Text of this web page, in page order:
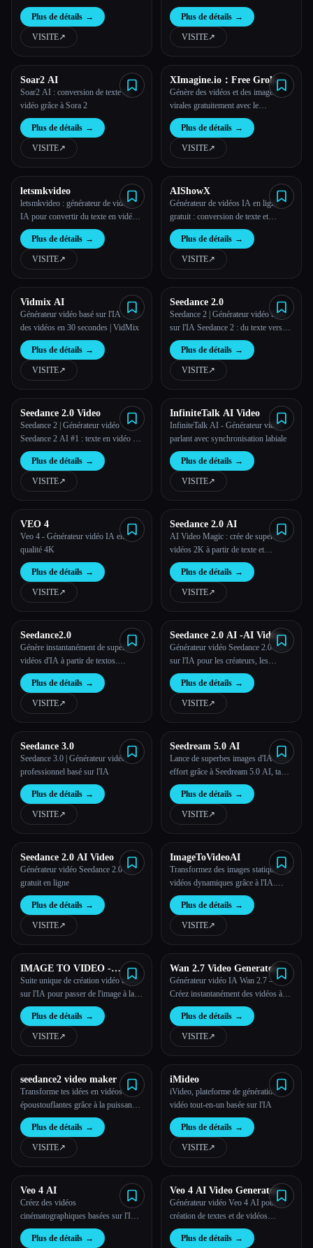
son | InfiniteTalk
Plus de détails →
VISITE↗︎
synchronisé en quelques secondes
grâce au générateur d'IA gratuit Grok
Imagine
Plus de détails →
VISITE↗︎
Soar2 AI
Soar2 AI : conversion de texte en
vidéo grâce à Sora 2
Plus de détails →
VISITE↗︎
XImagine.io：Free Grok
Imagine Video Generator
Génère des vidéos et des images
virales gratuitement avec le
générateur de vidéos Grok Imagine,
y compris le mode dynamique Spicy
pour plus de créativité.
Plus de détails →
VISITE↗︎
letsmkvideo
letsmkvideo : générateur de vidéos
IA pour convertir du texte en vidéo,
des images en vidéo et des effets
vidéo basés sur l'IA
Plus de détails →
VISITE↗︎
AIShowX
Générateur de vidéos IA en ligne
gratuit : conversion de texte et
d'image à une vidéo en quelques
secondes | AiShowX
Plus de détails →
VISITE↗︎
Vidmix AI
Générateur vidéo basé sur l'IA : crée
des vidéos en 30 secondes | VidMix
Plus de détails →
VISITE↗︎
Seedance 2.0
Seedance 2 | Générateur vidéo basé
sur l'IA Seedance 2 : du texte vers
une vidéo et une image vers une
vidéoPlus de détails →
VISITE↗︎
Seedance 2.0 Video
Seedance 2 | Générateur vidéo
Seedance 2 AI #1 : texte en vidéo et
image en vidéo
Plus de détails →
VISITE↗︎
InfiniteTalk AI Video
InfiniteTalk AI - Générateur vidéo
parlant avec synchronisation labiale
Plus de détails →
VISITE↗︎
VEO 4
Veo 4 - Générateur vidéo IA en
qualité 4K
Plus de détails →
VISITE↗︎
Seedance 2.0 AI
AI Video Magic : crée de superbes
vidéos 2K à partir de texte et
d'images sans effort.
Plus de détails →
VISITE↗︎
Seedance2.0
Génère instantanément de superbes
vidéos d'IA à partir de textos.
Générateur de vidéos basé sur l'IA
pour les créateurs et les artistes.
Transforme tes idées en œuvres d'art
en quelques secondes.
Plus de détails →
VISITE↗︎
Seedance 2.0 AI -AI Video
Generator
Générateur vidéo Seedance 2.0 basé
sur l'IA pour les créateurs, les
marques et la production de contenus
courtsPlus de détails →
VISITE↗︎
Seedance 3.0
Seedance 3.0 | Générateur vidéo
professionnel basé sur l'IA
Plus de détails →
VISITE↗︎
Seedream 5.0 AI
Lance de superbes images d'IA sans
effort grâce à Seedream 5.0 AI, ta
puissance créative.
Plus de détails →
VISITE↗︎
Seedance 2.0 AI Video
Générateur vidéo Seedance 2.0 AI
gratuit en ligne
Plus de détails →
VISITE↗︎
ImageToVideoAI
Transformez des images statiques en
vidéos dynamiques grâce à l'IA.
ImageToVideoAI te permet d'animer
facilement des photos pour en faire
du contenu vidéo attrayant et de
haute qualité en quelques minutes.
Plus de détails →
VISITE↗︎
IMAGE TO VIDEO -
KOOX AI
Suite unique de création vidéo basée
sur l'IA pour passer de l'image à la
vidéo et plus encore.
Plus de détails →
VISITE↗︎
Wan 2.7 Video Generator
Générateur vidéo IA Wan 2.7 —
Créez instantanément des vidéos à
partir de texte ou d'images
Plus de détails →
VISITE↗︎
seedance2 video maker
Transforme tes idées en vidéos
époustouflantes grâce à la puissance
de Seedance 2.0. Découvrez une
technologie révolutionnaire de
génération vidéo basée sur l'IA.
Plus de détails →
VISITE↗︎
iMideo
iVideo, plateforme de génération
vidéo tout-en-un basée sur l'IA
Plus de détails →
VISITE↗︎
Veo 4 AI
Créez des vidéos
cinématographiques basées sur l'IA
avec Veo 4. Associe du texte, des
images, des vidéos et du son pour
Plus de détails →
Veo 4 AI Video Generator
Générateur vidéo Veo 4 AI pour la
création de textes et de vidéos
cinématiques
Plus de détails →